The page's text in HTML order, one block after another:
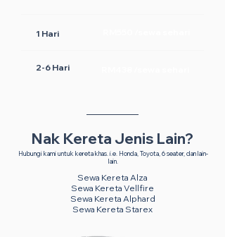
1 Hari
2-6 Hari
Nak Kereta Jenis Lain?
Hubungi kami untuk kereta khas. i.e. Honda, Toyota, 6 seater, dan lain-
lain.
Sewa Kereta Alza
Sewa Kereta Vellfire
Sewa Kereta Alphard
Sewa Kereta Starex